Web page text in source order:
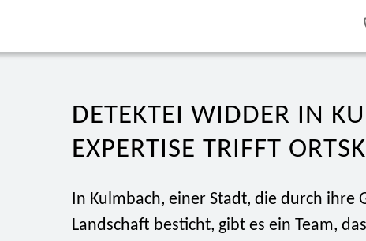
DETEKTEI WIDDER IN
EXPERTISE TRIFFT
In Kulmbach, einer Stadt, die durch ihre
Landschaft besticht, gibt es ein Team,